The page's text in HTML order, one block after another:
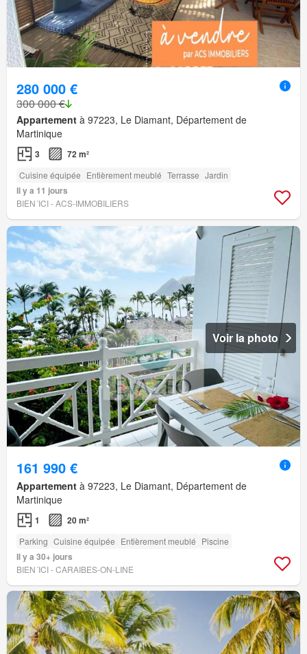
280 000 €
300 000 €
Appartement à 97223, Le Diamant, Département de
Martinique
3 72 m²
Cuisine équipée Entièrement meublé Terrasse Jardin
Il y a 11 jours
BIEN´ICI - ACS-IMMOBILIERS
Voir la photo
161 990 €
Appartement à 97223, Le Diamant, Département de
Martinique
1 20 m²
Parking Cuisine équipée Entièrement meublé Piscine
Il y a 30+ jours
BIEN´ICI - CARAIBES-ON-LINE